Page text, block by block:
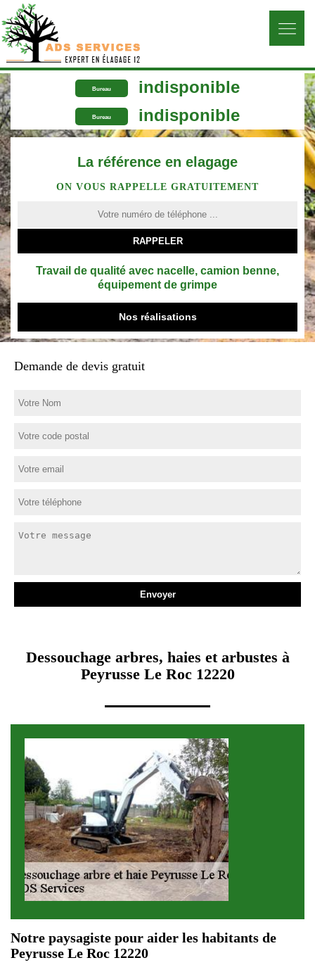
Bureau indisponible
Bureau indisponible
La référence en elagage
ON VOUS RAPPELLE GRATUITEMENT
Travail de qualité avec nacelle, camion benne,
équipement de grimpe
Nos réalisations
Demande de devis gratuit
Dessouchage arbres, haies et arbustes à
Peyrusse Le Roc 12220
Notre paysagiste pour aider les habitants de
Peyrusse Le Roc 12220